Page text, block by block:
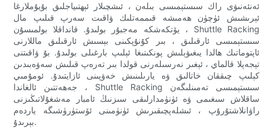
ئەنئەنىۋى راك سىستېمىسى بىلەن ، ئىشچىلار ئېھتىياجلىق بۇيۇملارغا
ئېرىشىش ئۈچۈن ھەمىشە قىممەتلىك ۋاقىت سەرپ قىلىپ مال
يۆتكەشكە مەجبۇر بولىدۇ. قانداقلا بولمىسۇن ، Shuttle Racking
سىستېمىسى ئارقىلىق ، بىر كۇنۇپكىنى بېسىش ئارقىلىق ماللارنى
ئاپتوماتىك ھالدا يىغىۋېلىش پونكىتىغا ئېلىپ بارغىلى بولىدۇ. بۇ ۋاقىتنى
تېجەپلا قالماي ، ئېغىر نەرسىلەرنى قولدا بىر تەرەپ قىلىش سەۋەبىدىن
كېلىپ چىققان خاتالىق ۋە يارىلىنىش خەۋپىنى ئازايتىدۇ. ئومۇمىي
جەھەتتىن ئالغاندا ، Shuttle Racking سىستېمىسى تەمىنلىگەن
ساقلاش سىغىمى ۋە ئۈنۈمدارلىقى سىزنىڭ ئامبار مەشغۇلاتىڭىزنى
راۋانلاشتۇرۇپ ، ئىشلەپچىقىرىش ئۈنۈمىنى ئۆستۈرۈشىگە ياردەم
بېرىدۇ.